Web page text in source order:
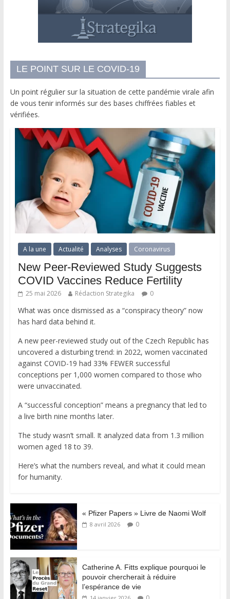
LE POINT SUR LE COVID-19
Un point régulier sur la situation de cette pandémie virale afin
de vous tenir informés sur des bases chiffrées fiables et
vérifiées.
A la une Actualité Analyses Coronavirus
New Peer-Reviewed Study Suggests
COVID Vaccines Reduce Fertility
25 mai 2026 Rédaction Strategika 0
What was once dismissed as a “conspiracy theory” now
has hard data behind it.
A new peer-reviewed study out of the Czech Republic has
uncovered a disturbing trend: in 2022, women vaccinated
against COVID-19 had 33% FEWER successful
conceptions per 1,000 women compared to those who
were unvaccinated.
A “successful conception” means a pregnancy that led to
a live birth nine months later.
The study wasn’t small. It analyzed data from 1.3 million
women aged 18 to 39.
Here’s what the numbers reveal, and what it could mean
for humanity.
« Pfizer Papers » Livre de Naomi Wolf
8 avril 2026 0
Catherine A. Fitts explique pourquoi le
pouvoir chercherait à réduire
l’espérance de vie